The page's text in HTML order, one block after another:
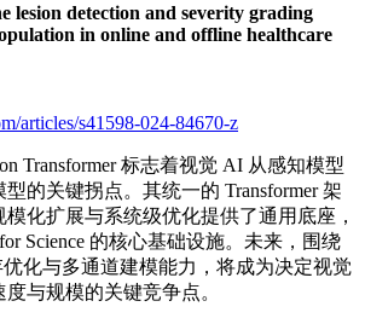
lesion detection and severity grading
in online and offline healthcare
articles/s41598-024-84670-z
Transformer 标志着视觉 AI 从感知模型
的关键拐点。其统一的 Transformer 架
化扩展与系统级优化提供了通用底座，
Science 的核心基础设施。未来，围绕
化与多通道建模能力，将成为决定视觉
与规模的关键竞争点。